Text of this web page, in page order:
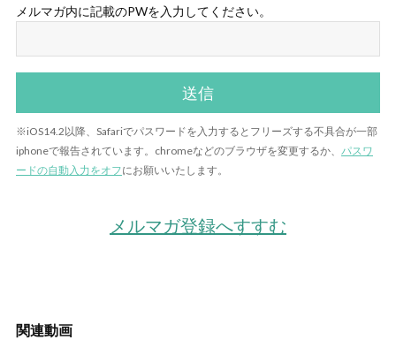
メルマガ内に記載のPWを入力してください。
※iOS14.2以降、Safariでパスワードを入力するとフリーズする不具合が一部
iphoneで報告されています。chromeなどのブラウザを変更するか、 パスワ
ードの自動入力をオフにお願いいたします。
メルマガ登録へすすむ
関連動画